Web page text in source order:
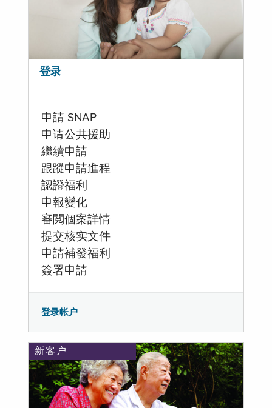
登录
申請 SNAP
申请公共援助
繼續申請
跟蹤申請進程
認證福利
申報變化
審閲個案詳情
提交核实文件
申請補發福利
簽署申請
登录帐户
新客户